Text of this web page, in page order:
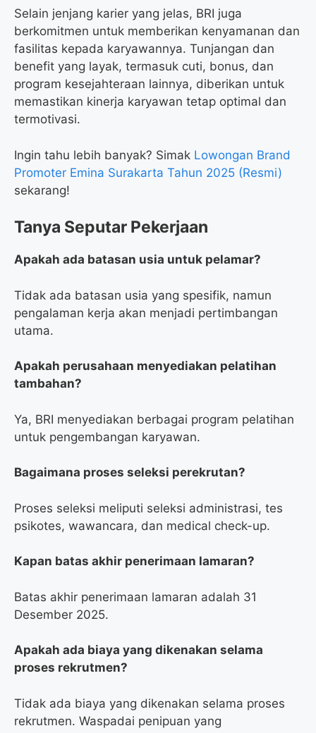
Selain jenjang karier yang jelas, BRI juga
berkomitmen untuk memberikan kenyamanan dan
fasilitas kepada karyawannya. Tunjangan dan
benefit yang layak, termasuk cuti, bonus, dan
program kesejahteraan lainnya, diberikan untuk
memastikan kinerja karyawan tetap optimal dan
termotivasi.
Ingin tahu lebih banyak? Simak Lowongan Brand
Promoter Emina Surakarta Tahun 2025 (Resmi)
sekarang!
Tanya Seputar Pekerjaan
Apakah ada batasan usia untuk pelamar?
Tidak ada batasan usia yang spesifik, namun
pengalaman kerja akan menjadi pertimbangan
utama.
Apakah perusahaan menyediakan pelatihan
tambahan?
Ya, BRI menyediakan berbagai program pelatihan
untuk pengembangan karyawan.
Bagaimana proses seleksi perekrutan?
Proses seleksi meliputi seleksi administrasi, tes
psikotes, wawancara, dan medical check-up.
Kapan batas akhir penerimaan lamaran?
Batas akhir penerimaan lamaran adalah 31
Desember 2025.
Apakah ada biaya yang dikenakan selama
proses rekrutmen?
Tidak ada biaya yang dikenakan selama proses
rekrutmen. Waspadai penipuan yang